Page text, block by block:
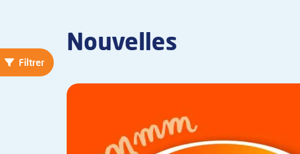
Filtrer
Nouvelles